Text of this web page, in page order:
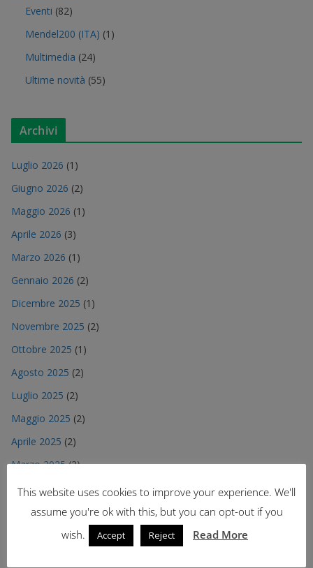
Eventi (82)
Mendel200 (ITA) (1)
Multimedia (24)
Ultime novità (55)
Archivi
Luglio 2026 (1)
Giugno 2026 (2)
Maggio 2026 (1)
Aprile 2026 (3)
Marzo 2026 (1)
Gennaio 2026 (2)
Dicembre 2025 (1)
Novembre 2025 (2)
Ottobre 2025 (1)
Agosto 2025 (2)
Luglio 2025 (2)
Maggio 2025 (2)
Aprile 2025 (2)
Marzo 2025(2)
Gennaio 2025 (1)
Dicembre 2024(2)
Novembre 2024
(2)
This website uses cookies to improve your experience. We'll
assume you're ok with this, but you can opt-out if you
wish.
Accept Reject Read More